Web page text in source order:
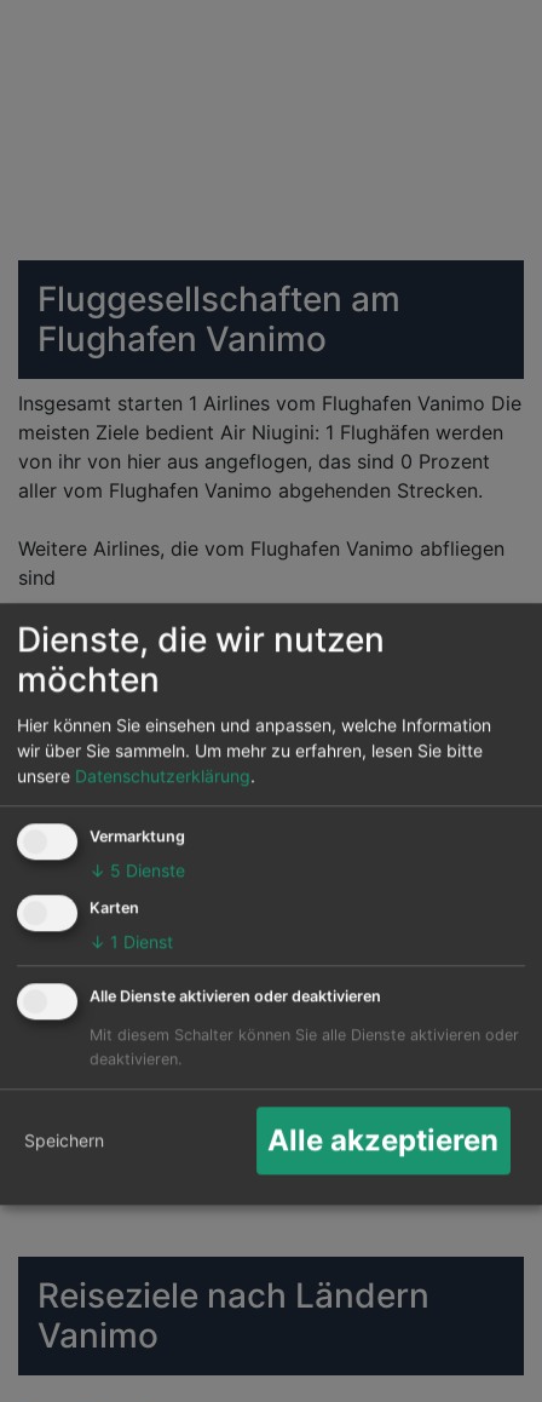
Fluggesellschaften am
Flughafen Vanimo
Insgesamt starten 1 Airlines vom Flughafen Vanimo Die
meisten Ziele bedient Air Niugini: 1 Flughäfen werden
von ihr von hier aus angeflogen, das sind 0 Prozent
aller vom Flughafen Vanimo abgehenden Strecken.
Weitere Airlines, die vom Flughafen Vanimo abfliegen
sind
Reiseziele von Vanimo
Vom Flughafen Vanimo können 1 andere Flughäfen in
diversen Ländern werden auch angeflogen. Hauptziel
ist der Wewak Intl in Wewak.
Die Karte zeigt die 25 häufigsten Flugziele ab Vanimo:
Reiseziele nach Ländern
Vanimo
Dienste, die wir nutzen
möchten
Hier können Sie einsehen und anpassen, welche Information
wir über Sie sammeln. Um mehr zu erfahren, lesen Sie bitte
unsere Datenschutzerklärung.
Vermarktung
↓ 5 Dienste
Karten
↓ 1 Dienst
Alle Dienste aktivieren oder deaktivieren
Mit diesem Schalter können Sie alle Dienste aktivieren oder
deaktivieren.
Speichern Alle akzeptieren